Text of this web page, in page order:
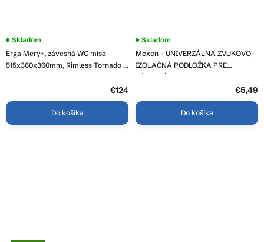
Erga Mery+, závesná WC misa
515x360x360mm, Rimless Tornado 2
+ toaletné sedadlo s pomalým
zatváraním, biela, ERG-V03-MERY-
TO2-WH
Skladom
€124
Do košíka
Mexen - UNIVERZÁLNA ZVUKOVO-
IZOLAČNÁ PODLOŽKA PRE
ZÁVESNÉ WC ALEBO BIDET (MATA),
Priemerné
produktu
je
5,0
Skladom
€5,49
Do košíka